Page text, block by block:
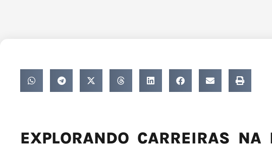
EXPLORANDO CARREIRAS NA